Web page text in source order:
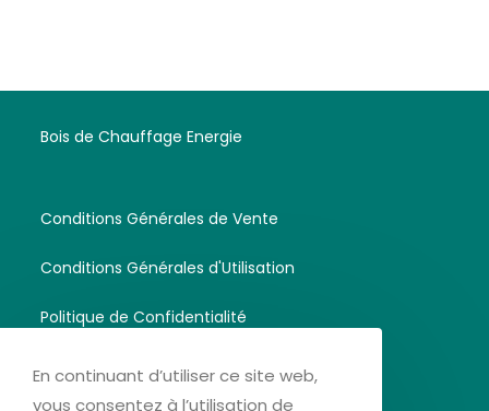
Bois de Chauffage Energie
Conditions Générales de Vente
Conditions Générales d'Utilisation
Politique de Confidentialité
Mentions légales
En continuant d’utiliser ce site web,
vous consentez à l’utilisation de